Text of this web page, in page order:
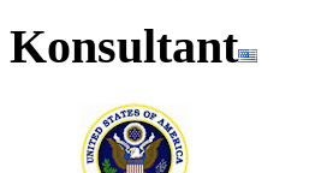
Konsultant